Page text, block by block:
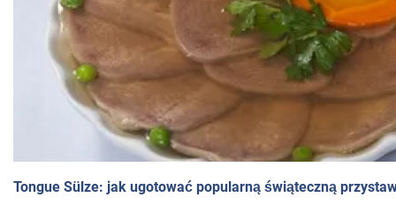
Tongue Sülze: jak ugotować popularną świąteczną